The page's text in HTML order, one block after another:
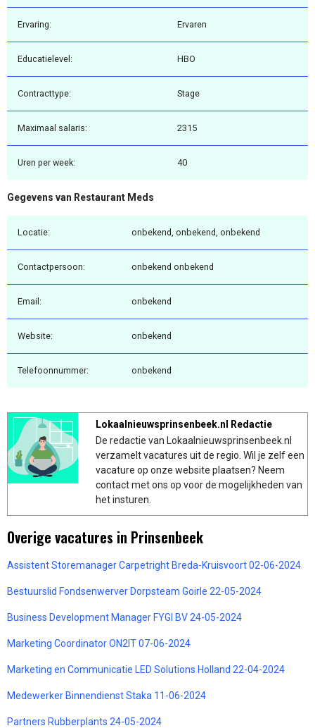
Ervaring: Ervaren
Educatielevel: HBO
Contracttype: Stage
Maximaal salaris: 2315
Uren per week: 40
Gegevens van Restaurant Meds
Locatie: onbekend, onbekend, onbekend
Contactpersoon: onbekend onbekend
Email: onbekend
Website: onbekend
Telefoonnummer: onbekend
Lokaalnieuwsprinsenbeek.nl Redactie
De redactie van Lokaalnieuwsprinsenbeek.nl
verzamelt vacatures uit de regio. Wil je zelf een
vacature op onze website plaatsen? Neem
contact met ons op voor de mogelijkheden van
het insturen.
Overige vacatures in Prinsenbeek
Assistent Storemanager Carpetright Breda-Kruisvoort 02-06-2024
Bestuurslid Fondsenwerver Dorpsteam Goirle 22-05-2024
Business Development Manager FYGI BV 24-05-2024
Marketing Coordinator ON2IT 07-06-2024
Marketing en Communicatie LED Solutions Holland 22-04-2024
Medewerker Binnendienst Staka 11-06-2024
Partners Rubberplants 24-05-2024